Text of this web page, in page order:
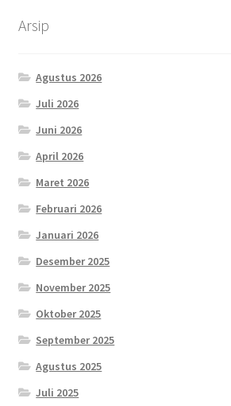
Arsip
Agustus 2026
Juli 2026
Juni 2026
April 2026
Maret 2026
Februari 2026
Januari 2026
Desember 2025
November 2025
Oktober 2025
September 2025
Agustus 2025
Juli 2025